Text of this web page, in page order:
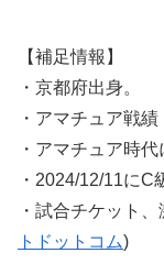
【補足情報】
・京都府出身。
・アマチュア戦
・アマチュア時
・2024/12/11にC
・試合チケット
トドットコム)